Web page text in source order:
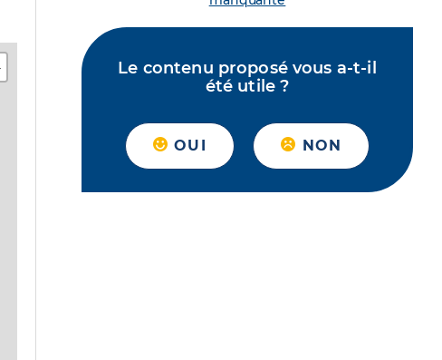
Le contenu proposé vous a-t-il
été utile ?
OUI NON